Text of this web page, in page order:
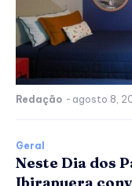
Redação - agosto 8,
Geral
Neste Dia dos
Ibirapuera